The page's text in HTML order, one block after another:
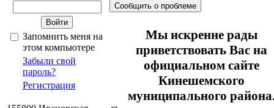
Запомнить меня на
этом компьютере
Забыли свой
пароль?
Регистрация
Сообщить о проблеме
Мы искренне рады
приветствовать Вас на
официальном сайте
Кинешемского
муниципального